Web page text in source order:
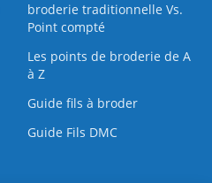
broderie traditionnelle Vs.
Point compté
Les points de broderie de A
à Z
Guide fils à broder
Guide Fils DMC